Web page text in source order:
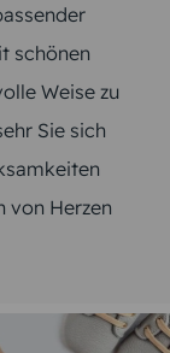
schönen
Weise zu
Sie sich
von Herzen